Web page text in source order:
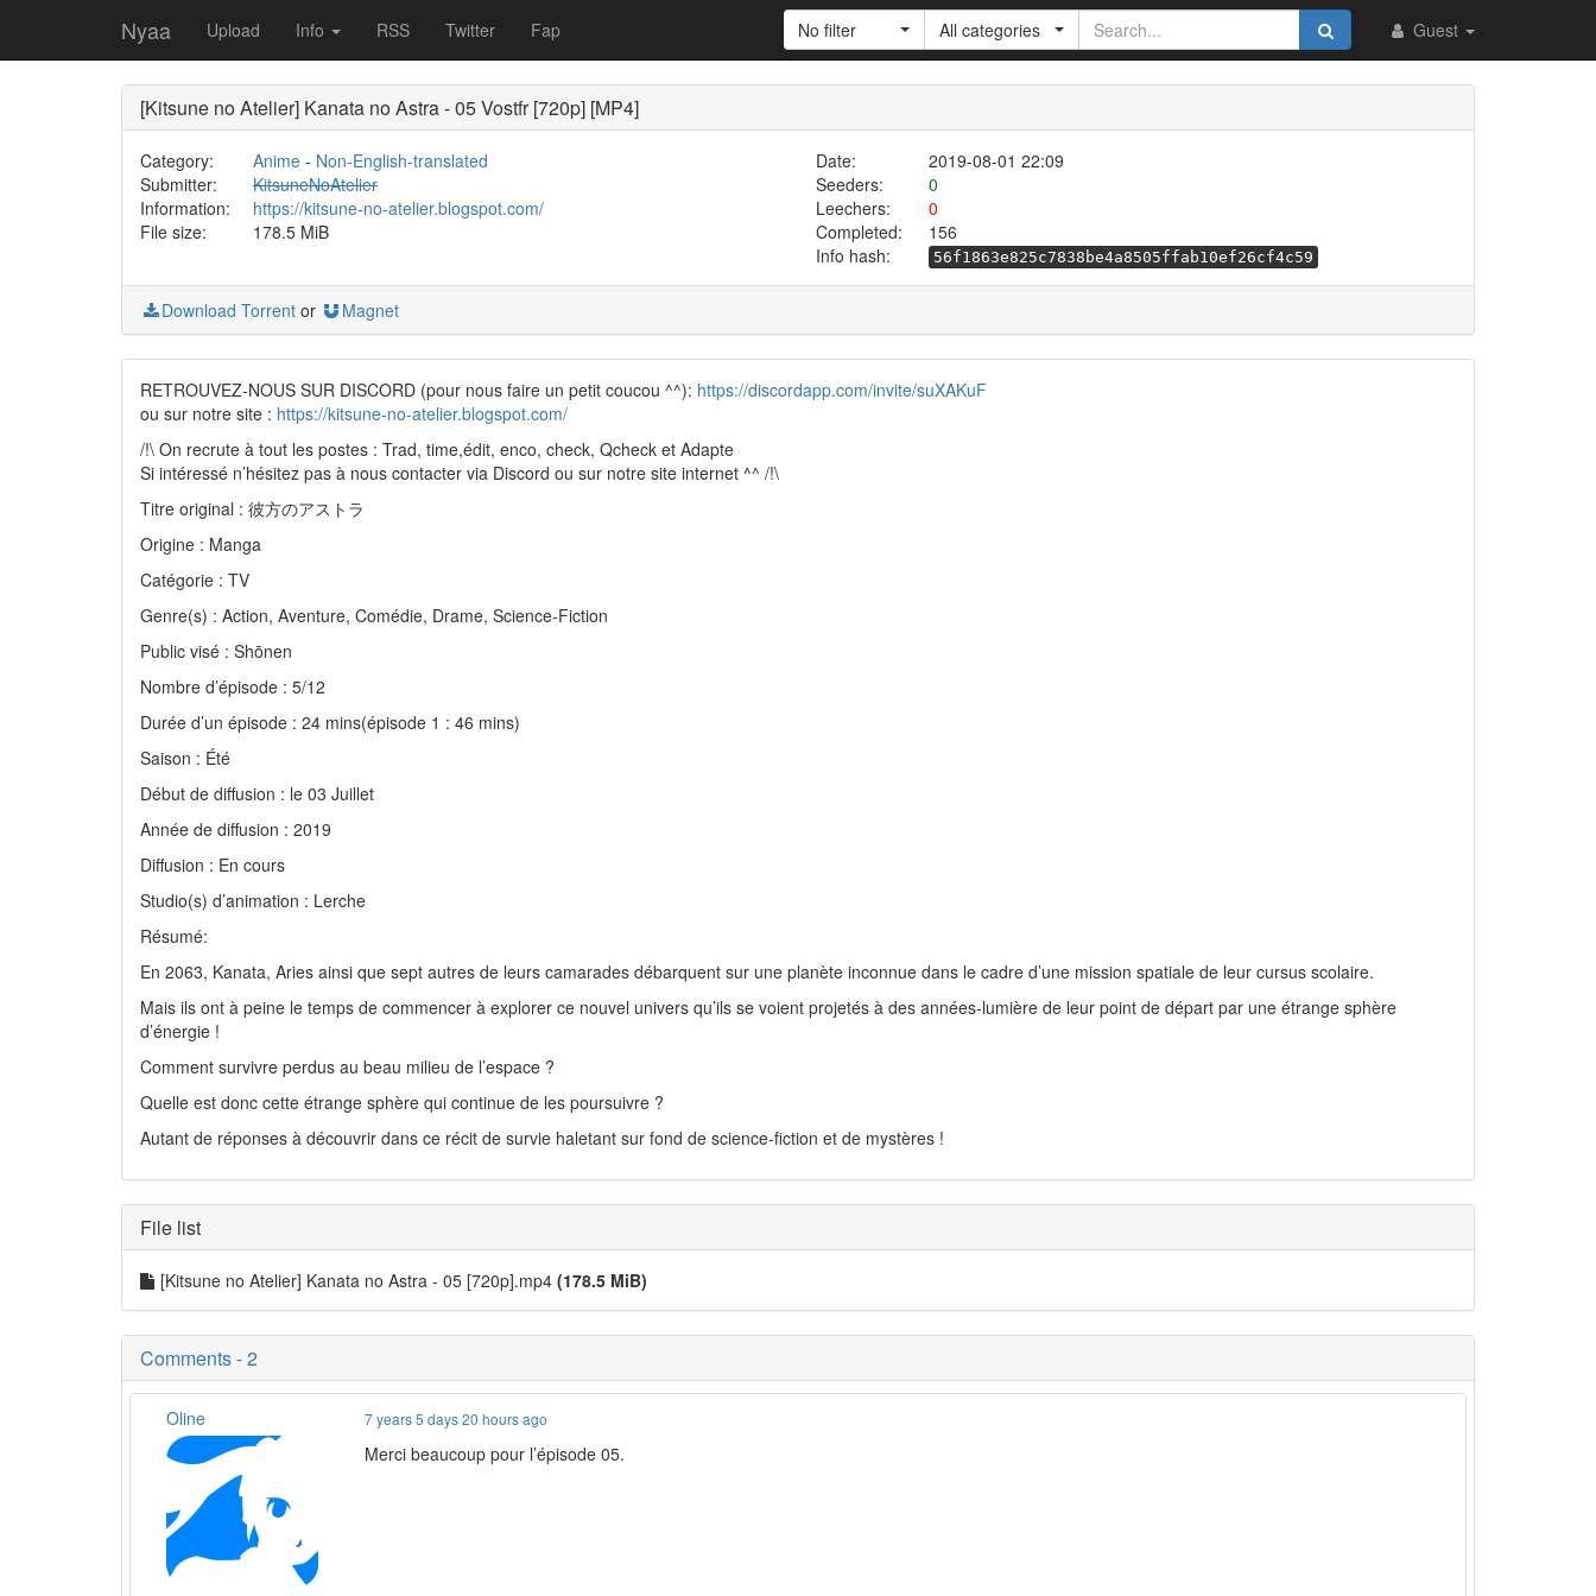
Nyaa Upload Info RSS Twitter Fap Guest
No filter All categories
[Kitsune no Atelier] Kanata no Astra - 05 Vostfr [720p] [MP4]
Category: Anime- Non-English-translated Date:
2019-08-01 22:09
Submitter:
KitsuneNoAtelier Seeders:
0
Information:
https://kitsune-no-atelier.blogspot.com/ Leechers:
0
File size:
178.5 MiB Completed:
156
Info hash:
56f1863e825c7838be4a8505ffab10ef26cf4c59
Download Torrent or Magnet
RETROUVEZ-NOUS SUR DISCORD (pour nous faire un petit coucou ^^): https://discordapp.com/invite/suXAKuF
ou sur notre site : https://kitsune-no-atelier.blogspot.com/
/!\ On recrute à tout les postes : Trad, time,édit, enco, check, Qcheck et Adapte
Si intéressé n’hésitez pas à nous contacter via Discord ou sur notre site internet ^^ /!\
Titre original : 彼方のアストラ
Origine : Manga
Catégorie : TV
Genre(s) : Action, Aventure, Comédie, Drame, Science-Fiction
Public visé : Shōnen
Nombre d’épisode : 5/12
Durée d’un épisode : 24 mins(épisode 1 : 46 mins)
Saison : Été
Début de diffusion : le 03 Juillet
Année de diffusion : 2019
Diffusion : En cours
Studio(s) d’animation : Lerche
Résumé:
En 2063, Kanata, Aries ainsi que sept autres de leurs camarades débarquent sur une planète inconnue dans le cadre d’une mission spatiale de leur cursus scolaire.
Mais ils ont à peine le temps de commencer à explorer ce nouvel univers qu’ils se voient projetés à des années-lumière de leur point de départ par une étrange sphère
d’énergie !
Comment survivre perdus au beau milieu de l’espace ?
Quelle est donc cette étrange sphère qui continue de les poursuivre ?
Autant de réponses à découvrir dans ce récit de survie haletant sur fond de science-fiction et de mystères !
File list
[Kitsune no Atelier] Kanata no Astra - 05 [720p].mp4 (178.5 MiB)
Comments - 2
Oline 7 years 5 days 20 hours ago
Merci beaucoup pour l’épisode 05.